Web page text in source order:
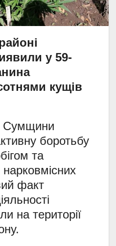
у 59-
кущів
Сумщини
боротьбу
та
факт
на території